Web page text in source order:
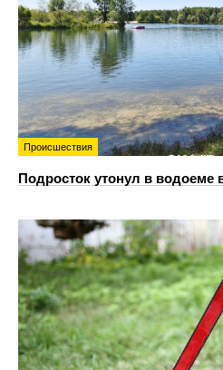
Происшествия
Подросток утонул в водоеме